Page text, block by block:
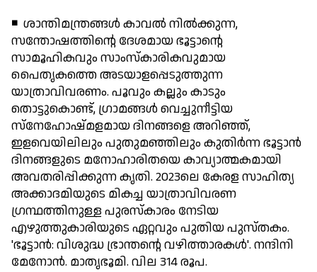
◾ ശാന്തിമന്ത്രങ്ങള്‍ കാവല്‍ നില്‍ക്കുന്ന,
സന്തോഷത്തിന്റെ ദേശമായ ഭൂട്ടാന്റെ
സാമൂഹികവും സാംസ്‌കാരികവുമായ
പൈതൃകത്തെ അടയാളപ്പെടുത്തുന്ന
യാത്രാവിവരണം. പൂവും കല്ലും കാടും
തൊട്ടുകൊണ്ട്, ഗ്രാമങ്ങള്‍ വെച്ചുനീട്ടിയ
സ്‌നേഹോഷ്മളമായ ദിനങ്ങളെ അറിഞ്ഞ്,
ഇളവെയിലിലും പുതുമഞ്ഞിലും കുതിര്‍ന്ന ഭൂട്ടാന്‍
ദിനങ്ങളുടെ മനോഹാരിതയെ കാവ്യാത്മകമായി
അവതരിപ്പിക്കുന്ന കൃതി. 2023ലെ കേരള സാഹിത്യ
അക്കാദമിയുടെ മികച്ച യാത്രാവിവരണ
ഗ്രന്ഥത്തിനുള്ള പുരസ്‌കാരം നേടിയ
എഴുത്തുകാരിയുടെ ഏറ്റവും പുതിയ പുസ്തകം.
'ഭൂട്ടാന്‍: വിശുദ്ധ ഭ്രാന്തന്റെ വഴിത്താരകള്‍'. നന്ദിനി
മേനോന്‍. മാതൃഭൂമി. വില 314 രൂപ.